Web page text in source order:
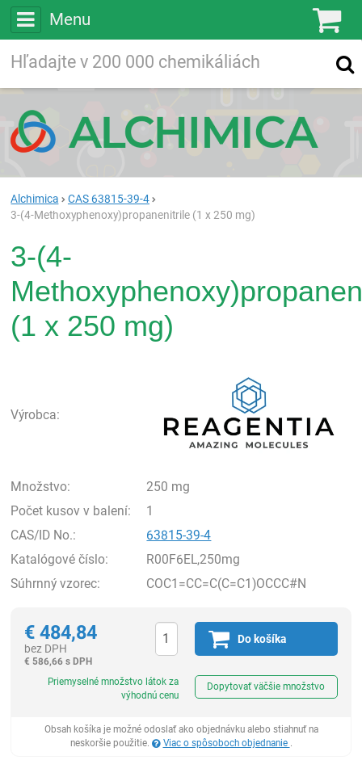
Menu
Vyhľadávanie
Alchimica
CAS 63815-39-4
3-(4-Methoxyphenoxy)propanenitrile (1 x 250 mg)
3-(4-
(1 x 250 mg)
Výrobca:
Množstvo:
250 mg
Počet kusov v balení:
1
CAS/ID No.:
63815-39-4
Katalógové číslo:
R00F6EL,250mg
Súhrnný vzorec:
COC1=CC=C(C=C1)OCCC#N
€ 484,84
bez DPH
€ 586,66 s DPH
Do košíka
Priemyselné množstvo látok za
výhodnú cenu
Dopytovať väčšie množstvo
Obsah košíka je možné odoslať ako objednávku alebo stiahnuť na
neskoršie použitie.
Viac o spôsoboch objednanie .